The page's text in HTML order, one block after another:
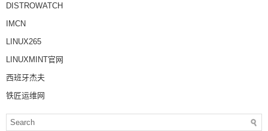
DISTROWATCH
IMCN
LINUX265
LINUXMINT官网
西班牙杰夫
铁匠运维网